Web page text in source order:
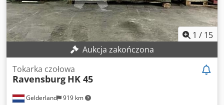
1 / 15
Aukcja zakończona
Gelderland 919 km
Tokarka czołowa
Ravensburg HK 45